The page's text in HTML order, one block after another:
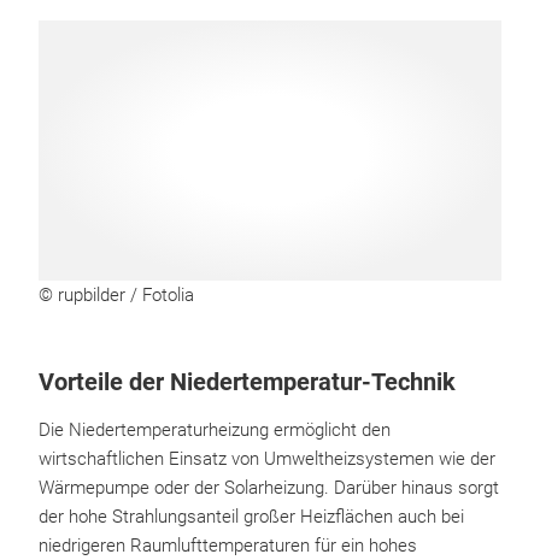
© rupbilder / Fotolia
Vorteile der Niedertemperatur-Technik
Die Niedertemperaturheizung ermöglicht den
wirtschaftlichen Einsatz von Umweltheizsystemen wie der
Wärmepumpe oder der Solarheizung. Darüber hinaus sorgt
der hohe Strahlungsanteil großer Heizflächen auch bei
niedrigeren Raumlufttemperaturen für ein hohes